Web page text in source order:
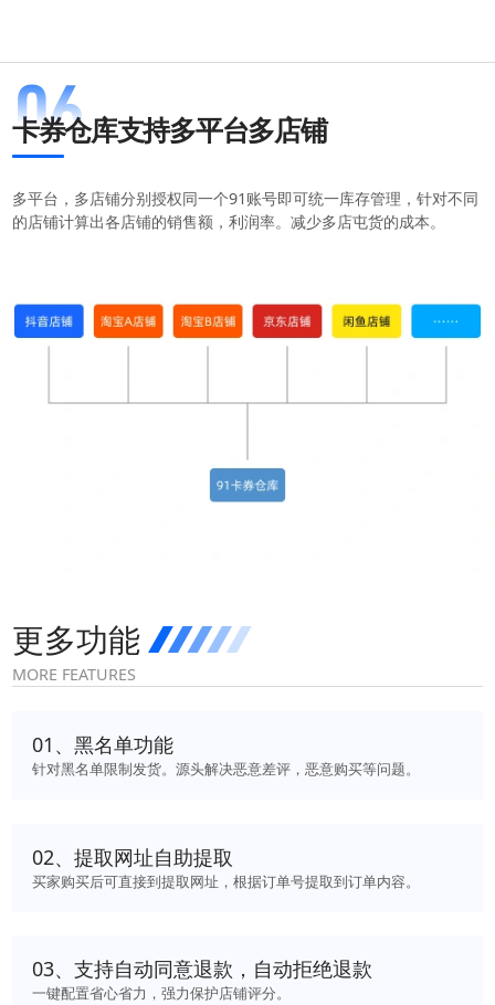
卡券仓库支持多平台多店铺
多平台，多店铺分别授权同一个91账号即可统一库存管理，针对不同
的店铺计算出各店铺的销售额，利润率。减少多店屯货的成本。
更多功能
MORE FEATURES
01 、 黑名单功能
针对黑名单限制发货。源头解决恶意差评，恶意购买等问题。
02、 提取网址自助提取
买家购买后可直接到提取网址，根据订单号提取到订单内容。
03、 支持自动同意退款，自动拒绝退款
一键配置省心省力，强力保护店铺评分。